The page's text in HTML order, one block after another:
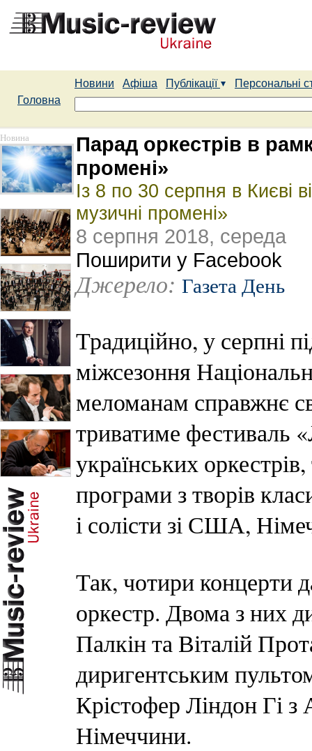
Новини Афіша Публікації
Персональні
Головна
Новина
Парад оркестрів в
промені»
Із 8 по 30 серпня в Києві
музичні промені»
8 серпня 2018, середа
Поширити у Facebook
Джерело: Газета День
Традиційно, у серпні
міжсезоння
меломанам справжнє
триватиме фестиваль
українських
програми з творів
і солісти зі США,
Так, чотири концерти
оркестр. Двома з них
Палкін та Віталій
диригентським
Крістофер Ліндон Гі з
Німеччини.